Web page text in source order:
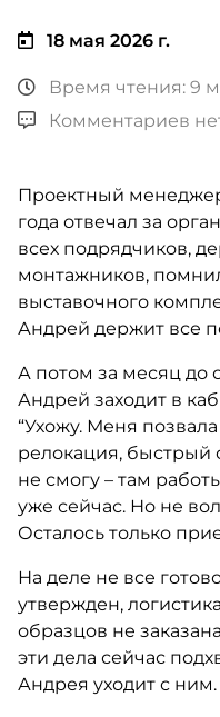
18 мая 2026 г.
Время чтения: 9
Комментариев
Проектный
года отвечал за
всех подрядчиков,
монтажников,
выставочного
Андрей держит все
А потом за месяц до
Андрей заходит в
“Ухожу. Меня
релокация, быстрый
не смогу – там
уже сейчас. Но не
Осталось только
На деле не все
утвержден,
образцов не
эти дела сейчас
Андрея уходит с ним.